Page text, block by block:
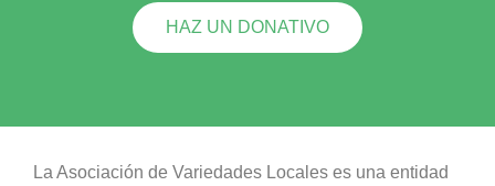
HAZ UN DONATIVO
La Asociación de Variedades Locales es una entidad